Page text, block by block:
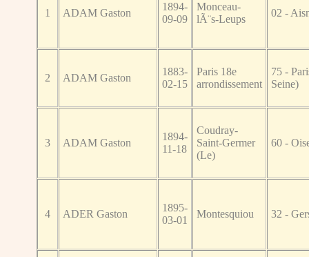
1 ADAM Gaston
1894-
09-09
Monceau-
lÃ¨s-Leups
02 -
2 ADAM Gaston
1883-
02-15
Paris 18e
arrondissement
75 -
Seine)
3 ADAM Gaston
1894-
11-18
Coudray-
Saint-Germer
(Le)
60 -
4 ADER Gaston
1895-
03-01
Montesquiou 32 -